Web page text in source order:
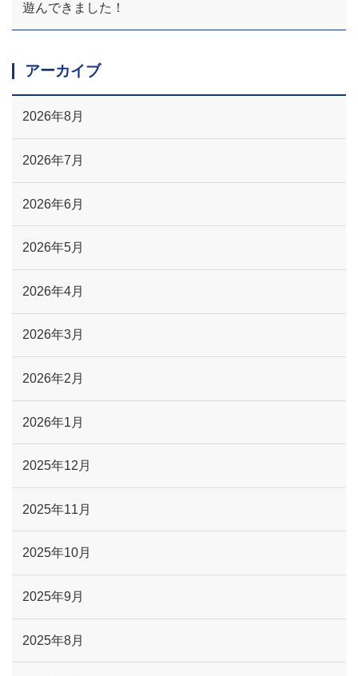
遊んできました！
アーカイブ
2026年8月
2026年7月
2026年6月
2026年5月
2026年4月
2026年3月
2026年2月
2026年1月
2025年12月
2025年11月
2025年10月
2025年9月
2025年8月